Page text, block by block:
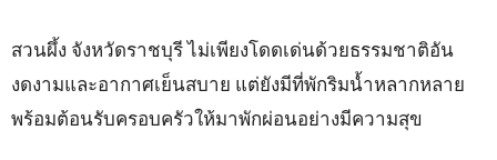
สวนผึ้ง จังหวัดราชบุรี ไม่เพียงโดดเด่นด้วยธรรมชาติอัน
งดงามและอากาศเย็นสบาย แต่ยังมีที่พักริมน้ำหลากหลาย
พร้อมต้อนรับครอบครัวให้มาพักผ่อนอย่างมีความสุข